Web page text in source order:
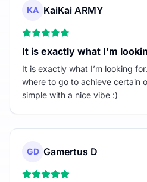
KA KaiKai ARMY
It is exactly what I’m
It is exactly what I’m looking
where to go to achieve certain
simple with a nice vibe :)
GD Gamertus D